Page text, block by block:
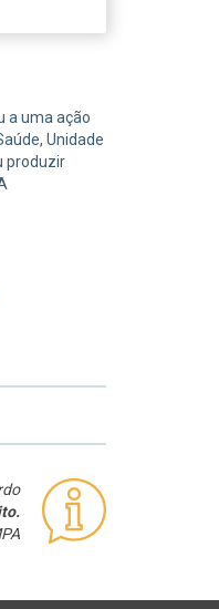
a uma ação
Unidade
produzir